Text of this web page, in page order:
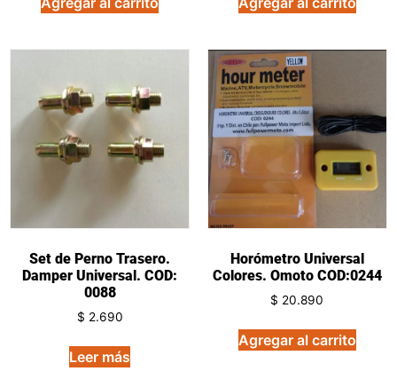
Set de Perno Trasero.
Damper Universal. COD:
0088
$ 2.690
Leer más
Horómetro Universal
Colores. Omoto COD:0244
$ 20.890
Agregar al carrito